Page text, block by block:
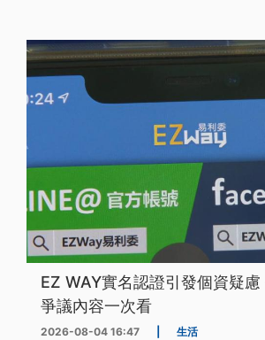
EZ WAY實名認證引發個資疑
爭議內容一次看
2026-08-04 16:47 生活